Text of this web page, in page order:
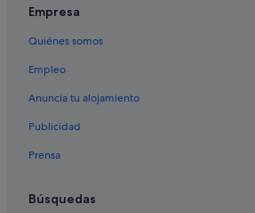
Hoteles LGTBQIA en Costa Adeje
Nh Hotels en Costa Adeje
Hoteles ecológicos en Playa de las Américas
Independent hoteles en Costa Adeje
Empresa
Quiénes somos
Empleo
Anuncia tu alojamiento
Publicidad
Prensa
Búsquedas